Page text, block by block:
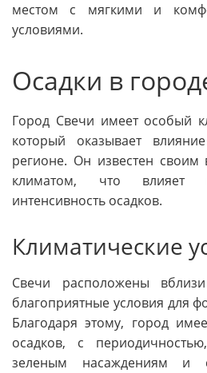
местом с мягкими и
условиями.
Осадки в
Город Свечи имеет особый
который оказывает
регионе. Он известен
климатом, что влияет
интенсивность осадков.
Климатические
Свечи расположены
благоприятные условия для
Благодаря этому, город
осадков, с
зеленым насаждениям и